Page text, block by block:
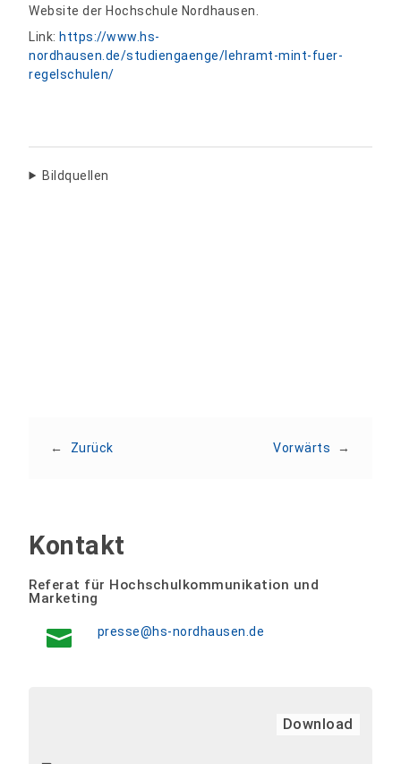
Website der Hochschule Nordhausen.
Link: https://www.hs-
nordhausen.de/studiengaenge/lehramt-mint-fuer-
regelschulen/
Bildquellen
← Zurück Vorwärts →
Kontakt
Referat für Hochschulkommunikation und
Marketing
presse@hs-nordhausen.de
Download